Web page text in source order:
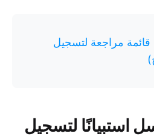
قائمة مراجعة لتسجيل
استبيانًا لتسجيل